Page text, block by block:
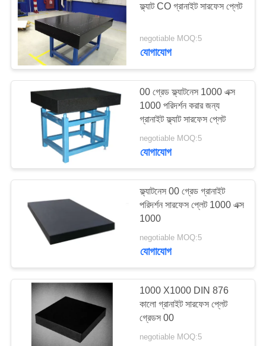
টি স্লট বেস প্লেট
গ্রানাইট পরিমাপ সরঞ্জাম
গ্রানাইট মেশিন বেস
ফ্ল্যাট CO গ্রানাইট সারফেস প্লেট
negotiable MOQ:5
যোগাযোগ
00 গ্রেড ফ্ল্যাটনেস 1000 এক্স
1000 পরিদর্শন করার জন্য
গ্রানাইট ফ্ল্যাট সারফেস প্লেট
negotiable MOQ:5
যোগাযোগ
ফ্ল্যাটনেস 00 গ্রেড গ্রানাইট
পরিদর্শন সারফেস প্লেট 1000 এক্স
1000
negotiable MOQ:5
যোগাযোগ
1000 X1000 DIN 876
কালো গ্রানাইট সারফেস প্লেট
গ্রেডস 00
negotiable MOQ:5